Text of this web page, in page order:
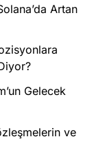
Artan
Gelecek
ve